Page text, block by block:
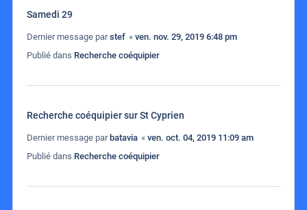
Samedi 29
Dernier message parstef « ven. nov. 29, 2019 6:48 pm
Publié dans Recherche coéquipier
Recherche coéquipier sur St Cyprien
Dernier message par batavia « ven. oct. 04, 2019 11:09 am
Publié dans Recherche coéquipier